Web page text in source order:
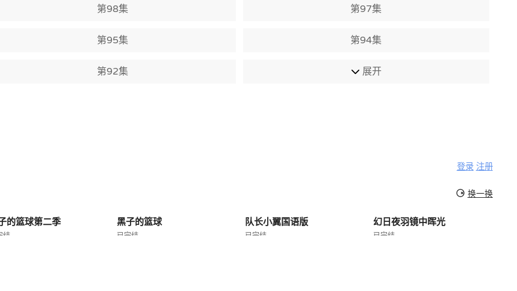
第98集 第97集
第95集 第94集
第92集 展开
登录 注册
换一换
的篮球第二季
结
黑子的篮球
已完结
队长小翼国语版
已完结
幻日夜羽镜中晖光
已完结